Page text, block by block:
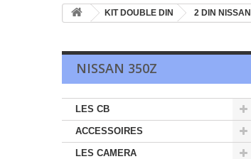
KIT DOUBLE DIN 2 DIN NISSAN
NISSAN 350Z
LES CB
ACCESSOIRES
LES CAMERA